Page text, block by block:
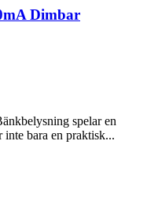
Dimbar
spelar en
bara en praktisk...